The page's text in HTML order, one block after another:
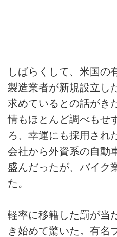
しばらくして、米国の
製造業者が新規設立し
求めているとの話がき
情もほとんど調べもせ
ろ、幸運にも採用され
会社から外資系の自動
盛んだったが、バイク
た。
軽率に移籍した罰が当
き始めて驚いた。有名